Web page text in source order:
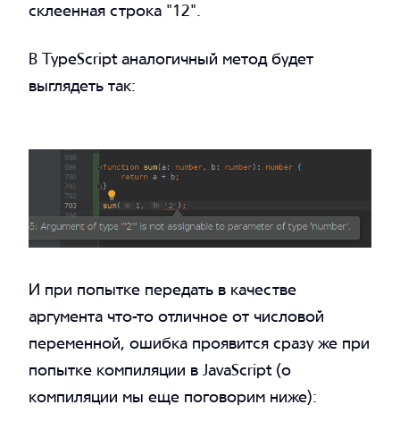
склеенная строка "12".
В TypeScript аналогичный метод будет
выглядеть так:
И при попытке передать в качестве
аргумента что-то отличное от числовой
переменной, ошибка проявится сразу же при
попытке компиляции в JavaScript (о
компиляции мы еще поговорим ниже):